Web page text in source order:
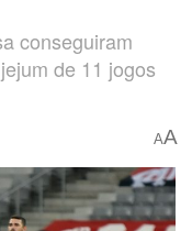
conseguiram
de 11 jogos
AA